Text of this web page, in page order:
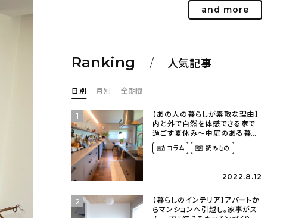
and more
Ranking 人気記事
日別 月別 全期間
1
【あの人の暮らしが素敵な理由】
内と外で自然を体感できる家で
過ごす夏休み〜中庭のある暮ら
し（yume_2700さん）
コラム 読みもの
2022.8.12
2
【暮らしのインテリア】アパートか
らマンションへ引越し。家事がス